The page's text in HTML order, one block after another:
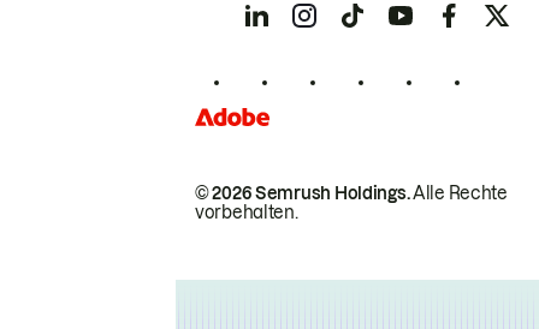
© 2026 Semrush Holdings.Alle Rechte
vorbehalten.